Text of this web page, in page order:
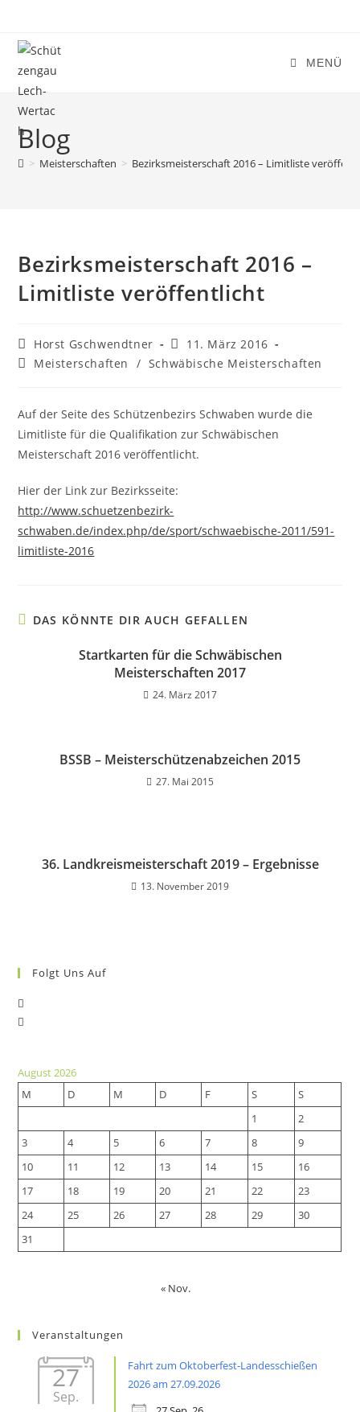
springen
MENÜ
Blog
> Meisterschaften > Bezirksmeisterschaft 2016 – Limitliste
Bezirksmeisterschaft 2016 –
Limitliste veröffentlicht
Beitrags-
Autor:
Horst Gschwendtner
Beitrag
veröffentlicht:
11. März 2016
Beitrags-
Meisterschaften / Schwäbische Meisterschaften
Auf der Seite des Schützenbezirs Schwaben wurde die
Limitliste für die Qualifikation zur Schwäbischen
Meisterschaft 2016 veröffentlicht.
Hier der Link zur Bezirksseite:
http://www.schuetzenbezirk-
schwaben.de/index.php/de/sport/schwaebische-2011/591-
limitliste-2016
DAS KÖNNTE DIR AUCH GEFALLEN
Startkarten für die Schwäbischen
Meisterschaften 2017
24. März 2017
BSSB – Meisterschützenabzeichen 2015
27. Mai 2015
36. Landkreismeisterschaft 2019 – Ergebnisse
13. November 2019
Folgt Uns Auf
tab
new
tab
August 2026
M
D M D F S
S
1
2
3
4 5 6 7 8
9
10
11 12 13 14 15
16
17
18 19 20 21 22
23
24
25 26 27 28 29
30
31
« Nov.
Veranstaltungen
27
Sep.
Fahrt zum Oktoberfest-Landesschießen
2026 am 27.09.2026